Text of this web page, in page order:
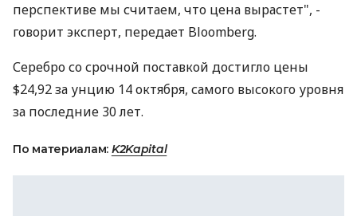
перспективе мы считаем, что цена вырастет", -
говорит эксперт, передает Bloomberg.
Серебро со срочной поставкой достигло цены
$24,92 за унцию 14 октября, самого высокого уровня
за последние 30 лет.
По материалам: K2Kapital